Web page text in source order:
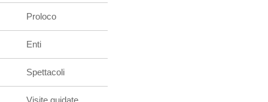
Proloco
Enti
Spettacoli
Visite guidate